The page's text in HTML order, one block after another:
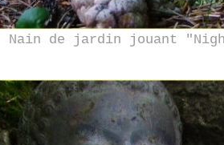
Nain de jardin jouant